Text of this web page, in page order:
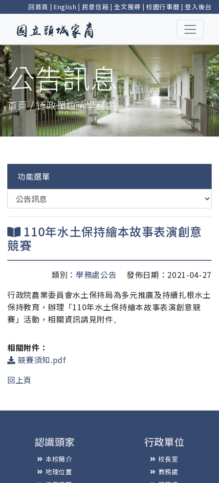
回首頁 | English | 民意信箱 |全文搜尋 | 校園行事曆 |登入後台
公告訊息
首頁 / 行政單位 / 學務處
功能選單
110年水土保持繪本故事表演創意
競賽
類別： 學務處公告
發佈日期：2021-04-27
行政院農業委員會水土保持局為多元推廣及持續扎根水土
保持教育，辦理「110年水土保持繪本故事表演創意競
賽」活動 ，相關資訊請見附件。
相關附件：
競賽須知.pdf
回上頁
認識頭家
本校簡介
地理位置
行政單位
校長室
教務處